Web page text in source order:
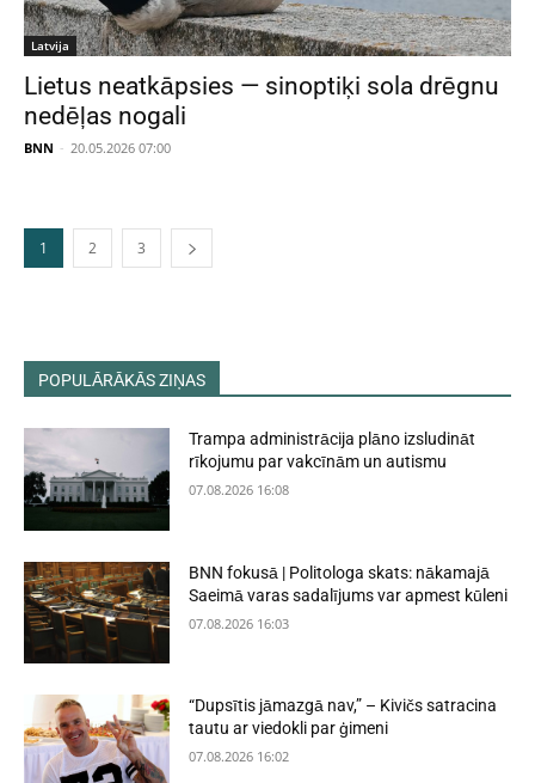
Latvija
Lietus neatkāpsies — sinoptiķi sola drēgnu
nedēļas nogali
BNN - 20.05.2026 07:00
1 2 3
POPULĀRĀKĀS ZIŅAS
Trampa administrācija plāno izsludināt
rīkojumu par vakcīnām un autismu
07.08.2026 16:08
BNN fokusā | Politologa skats: nākamajā
Saeimā varas sadalījums var apmest kūleni
07.08.2026 16:03
“Dupsītis jāmazgā nav,” – Kivičs satracina
tautu ar viedokli par ģimeni
07.08.2026 16:02